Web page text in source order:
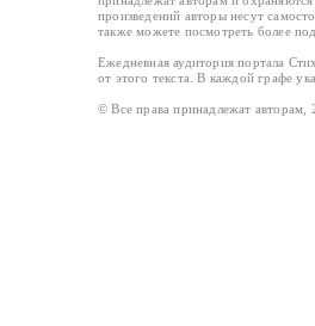
произведений авторы несут
также можете посмотреть более
Ежедневная аудитория портала
от этого текста. В каждой графе
© Все права принадлежат